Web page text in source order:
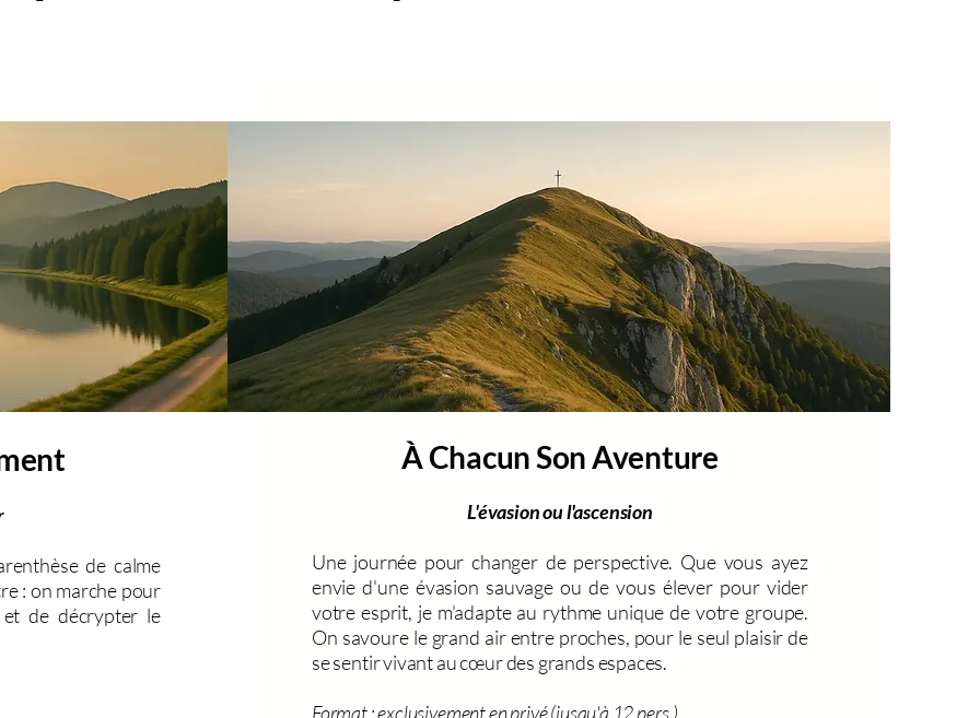
de calme
: on marche pour
de décrypter le
À Chacun Son Aventure
L'évasion ou l'ascension
Une journée pour changer de perspective. Que vous ayez
envie d'une évasion sauvage ou de vous élever pour vider
votre esprit, je m'adapte au rythme unique de votre groupe.
On savoure le grand air entre proches, pour le seul plaisir de
se sentir vivant au cœur des grands espaces.
Format : exclusivement en privé (jusqu'à 12 pers.)